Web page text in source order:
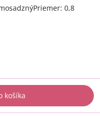
0,8
košíka